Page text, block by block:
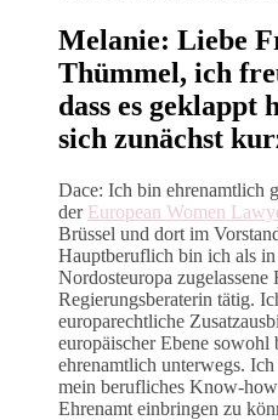
Melanie: Liebe
Thümmel, ich
dass es geklappt
sich zunächst
Dace: Ich bin ehrenamtlich
der European Women
Brüssel und dort im
Hauptberuflich bin ich als
Nordosteuropa zugelassene
Regierungsberaterin tätig.
europarechtliche
europäischer Ebene sowohl
ehrenamtlich unterwegs.
mein berufliches Know-
Ehrenamt einbringen zu